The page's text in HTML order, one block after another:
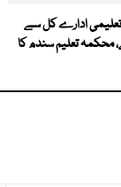
تعلیمی ادارے کل سے
محکمہ تعلیم سندھ کا